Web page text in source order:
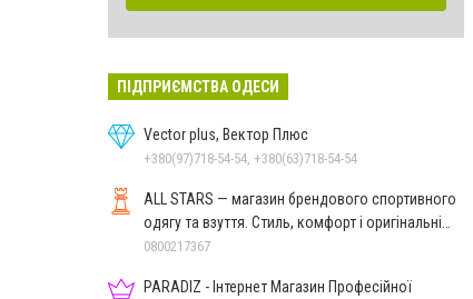
ПІДПРИЄМСТВА ОДЕСИ
Vector plus, Вектор Плюс
+380(97)718-54-54, +380(63)718-54-54
ALL STARS — магазин брендового спортивного
одягу та взуття. Стиль, комфорт і оригінальні
моделі
0800217367
PARADIZ - Інтернет Магазин Професійної